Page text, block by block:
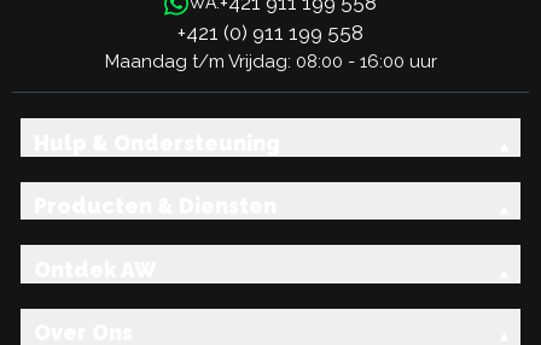
+421 (0) 911 199 558
Maandag t/m Vrijdag: 08:00 - 16:00 uur